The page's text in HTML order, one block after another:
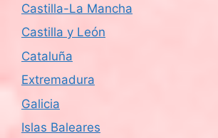
Castilla-La Mancha
Castilla y León
Cataluña
Extremadura
Galicia
Islas Baleares